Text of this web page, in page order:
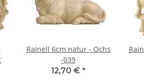
Rainell 6cm natur - Ochs
-039
12,70 € *